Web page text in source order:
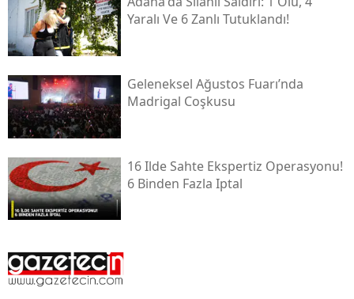
Yaralı Ve 6 Zanlı Tutuklandı!
Geleneksel Ağustos Fuarı’nda
Madrigal Coşkusu
16 Ilde Sahte Ekspertiz Operasyonu!
6 Binden Fazla Iptal